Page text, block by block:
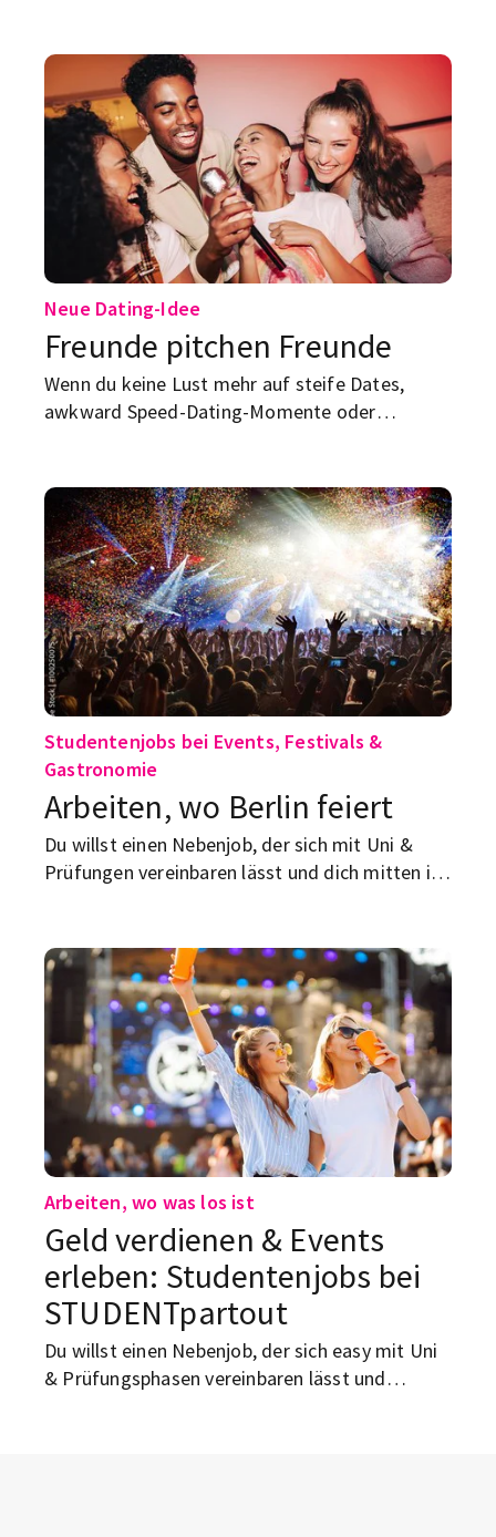
Geburtstagsgeschenke und diese eine „nur
kurz“-Bestellung beim Lieferdienst: Zack,
Budget weg.
Neue Dating-Idee
Freunde pitchen Freunde
Wenn du keine Lust mehr auf steife Dates,
awkward Speed-Dating-Momente oder
sein.
Studentenjobs bei Events, Festivals &
Gastronomie
Arbeiten, wo Berlin feiert
Du willst einen Nebenjob, der sich mit Uni &
Prüfungen vereinbaren lässt und dich mitten ins
Arbeiten, wo was los ist
Geld verdienen & Events
erleben: Studentenjobs bei
STUDENTpartout
Du willst einen Nebenjob, der sich easy mit Uni
& Prüfungsphasen vereinbaren lässt und